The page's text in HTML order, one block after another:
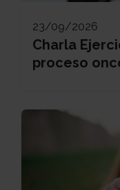
23/09/2026
Charla
proceso